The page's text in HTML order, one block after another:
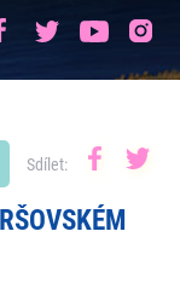
Sdílet: